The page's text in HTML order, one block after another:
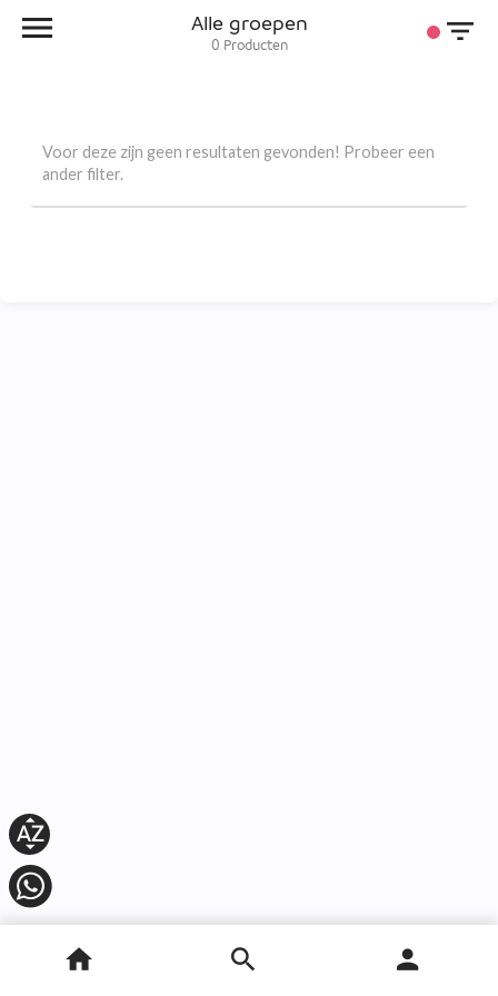
Alle groepen
0 Producten
Voor deze zijn geen resultaten gevonden! Probeer een
ander filter.